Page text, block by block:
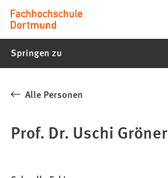
Inhalt anspringen
Fachhochschule
Dortmund
-
Studiengänge,
Bewerbung
Springen zu
Alle Personen
Prof. Dr. Uschi Gröner